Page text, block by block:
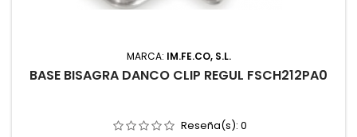
MARCA: IM.FE.CO, S.L.
BASE BISAGRA DANCO CLIP REGUL FSCH212PA0
Reseña(s): 0